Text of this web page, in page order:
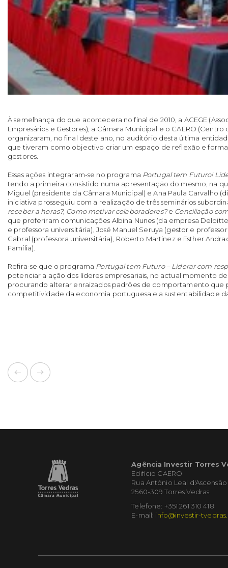
À semelhança do que acontecera no final de 2010, a ACEGE
Empresários e Gestores), a Câmara Municipal e o CAERO
organizaram, no final deste ano, no auditório desta última
que tiveram como objectivo criar um espaço de reflexão e
gestores.
Essas ações integraram-se no programa Portugal tem Futuro!
tendo a primeira consistido numa apresentação do mesmo, na
Miguel (presidente da Câmara Municipal) e Ana Paula Carvalho
iniciativa prosseguiu com a realização de três seminários
receber a horas?, Como motivar colaboradores?e Conciliação
que proferiram comunicações Albina Nunes (da empresa
e professora universitária), José Manuel Seruya (gestor e
Cabral (professora universitária), Roberto Martinez e Esther
Família).
Refira-se que o programa Portugal tem Futuro – Liderar com
potenciar a ação dos líderes empresariais, no actual momento
procurando alterar enraizados padrões de comportamento que
competitividade da economia portuguesa e a sustentabilidade
Agência Investir Torres
Edifício CAERO
Rua António Leal d'Ascensão
2560-309 Torres Vedras
Telefone: +351 261 310 418
E-mail: info@investir-